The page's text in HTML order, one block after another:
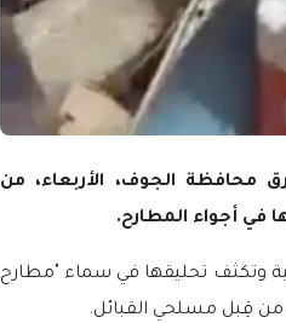
محافظة الجوف، الأربعاء، من
في أجواء المطارح.
وتكثف تحليقها في سماء "مطارح
من قِبل مسلحي القبائل.